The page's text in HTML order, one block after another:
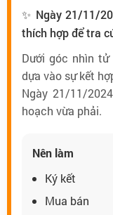
✨ Ngày 21/11/
thích hợp để tra
Dưới góc nhìn
dựa vào sự kết
Ngày 21/11/
hoạch vừa phải.
Nên làm
Ký kết
Mua bán